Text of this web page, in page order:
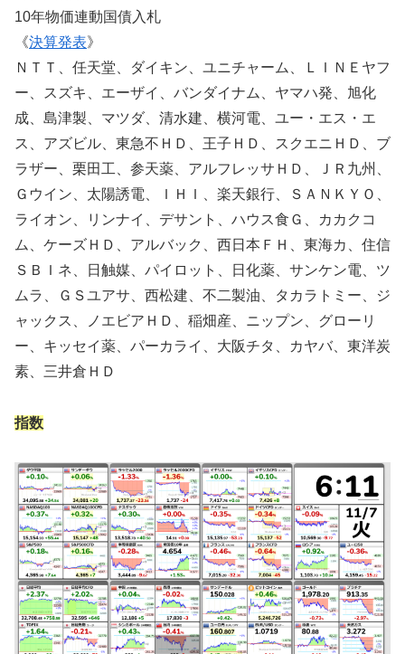
10年物価連動国債入札
《決算発表》
ＮＴＴ、任天堂、ダイキン、ユニチャーム、ＬＩＮＥヤフ
ー、スズキ、エーザイ、バンダイナム、ヤマハ発、旭化
成、島津製、マツダ、清水建、横河電、ユー・エス・エ
ス、アズビル、東急不ＨＤ、王子ＨＤ、スクエニＨＤ、ブ
ラザー、栗田工、参天薬、アルフレッサＨＤ、ＪＲ九州、
Ｇウイン、太陽誘電、ＩＨＩ、楽天銀行、ＳＡＮＫＹＯ、
ライオン、リンナイ、デサント、ハウス食Ｇ、カカクコ
ム、ケーズＨＤ、アルバック、西日本ＦＨ、東海カ、住信
ＳＢＩネ、日触媒、パイロット、日化薬、サンケン電、ツ
ムラ、ＧＳユアサ、西松建、不二製油、タカラトミー、ジ
ャックス、ノエビアＨＤ、稲畑産、ニップン、グローリ
ー、キッセイ薬、パーカライ、大阪チタ、カヤバ、東洋炭
素、三井倉ＨＤ
指数